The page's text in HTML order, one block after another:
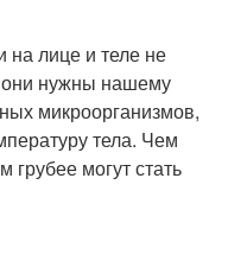
на лице и теле не
нужны нашему
микроорганизмов,
тела. Чем
грубее могут стать